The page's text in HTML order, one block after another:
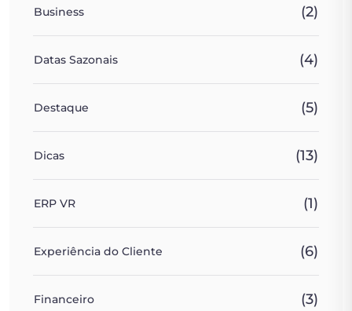
Business (2)
Datas Sazonais (4)
Destaque (5)
Dicas (13)
ERP VR (1)
Experiência do Cliente (6)
Financeiro (3)